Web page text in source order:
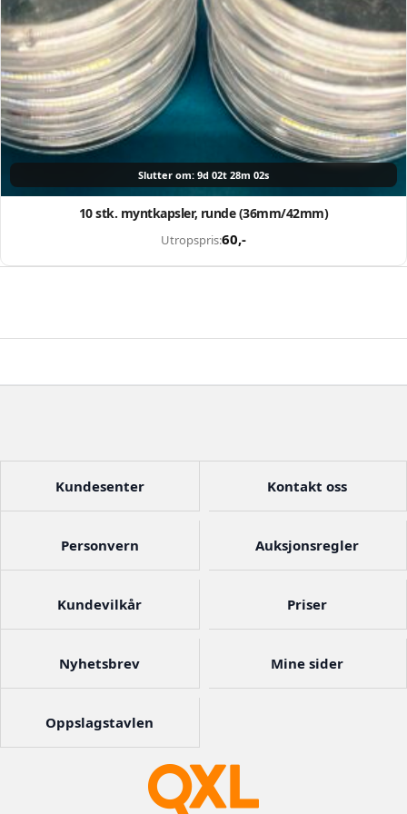
Slutter om: 9d 02t 28m 01s
10 stk. myntkapsler, runde (36mm/42mm)
Utropspris:60,-
Kundesenter Kontakt oss
Personvern Auksjonsregler
Kundevilkår Priser
Nyhetsbrev Mine sider
Oppslagstavlen